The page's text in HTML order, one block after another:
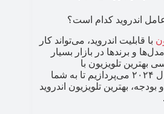
اندروید کدام است؟
با قابلیت اندروید، می‌تواند کار
و برندها در بازار بسیار
بهترین تلویزیون‌ با
سیستم‌عامل اندروید در سال ۲۰۲۴ می‌پردازیم تا به شما
بهترین تلویزیون اندروید